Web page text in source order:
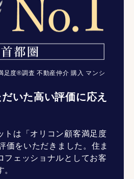
いた高い評価に応え
トは「オリコン顧客満足度
価をいただきました。住ま
フェッショナルとしてお客
度®調査 不動産仲介 購入 マンシ